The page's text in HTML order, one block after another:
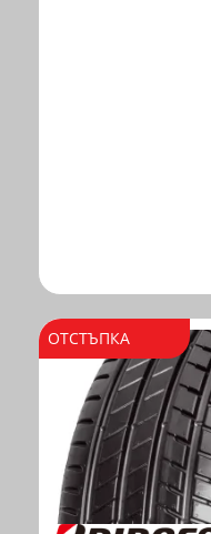
ОТСТЪПКА